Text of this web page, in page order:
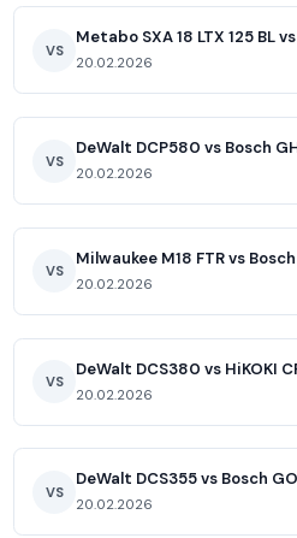
VS
Metabo SXA 18 LTX 125 BL
20.02.2026
VS
DeWalt DCP580 vs Bosch
20.02.2026
VS
Milwaukee M18 FTR vs
20.02.2026
VS
DeWalt DCS380 vs HiKOKI
20.02.2026
VS
DeWalt DCS355 vs Bosch
20.02.2026